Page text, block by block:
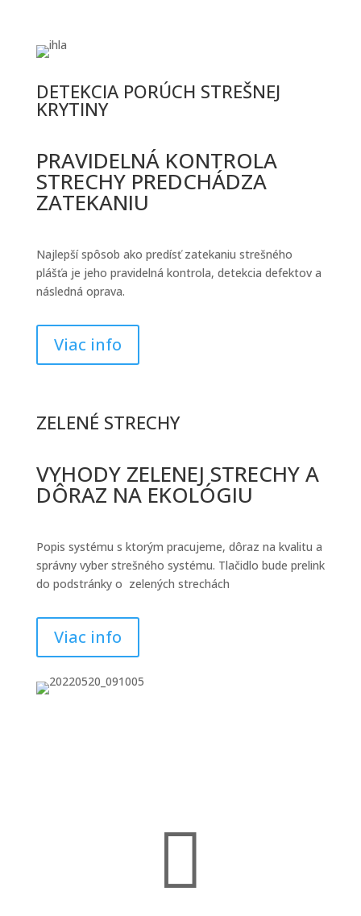
DETEKCIA PORÚCH STREŠNEJ
KRYTINY
PRAVIDELNÁ KONTROLA
STRECHY PREDCHÁDZA
ZATEKANIU
Najlepší spôsob ako predísť zatekaniu strešného
plášťa je jeho pravidelná kontrola, detekcia defektov a
následná oprava.
Viac info
ZELENÉ STRECHY
VYHODY ZELENEJ STRECHY A
DÔRAZ NA EKOLÓGIU
Popis systému s ktorým pracujeme, dôraz na kvalitu a
správny vyber strešného systému. Tlačidlo bude prelink
do podstránky o zelených strechách
Viac info
